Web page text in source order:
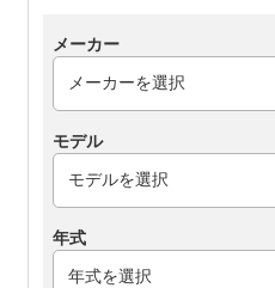
メーカー
モデル
年式